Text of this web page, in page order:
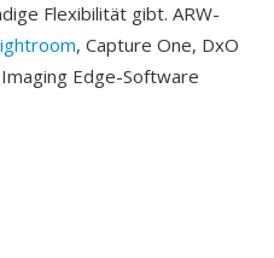
Flexibilität gibt. ARW-
, Capture One, DxO
Edge-Software